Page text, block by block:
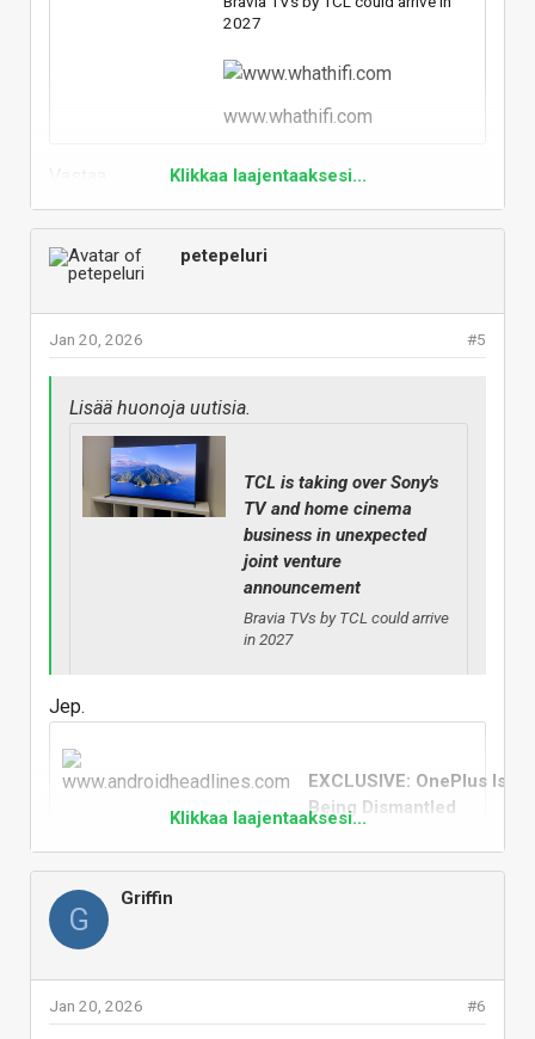
2027
www.whathifi.com
Klikkaa laajentaaksesi...
petepeluri
#5
Jan 20, 2026
Lisää huonoja uutisia.
TCL is taking over Sony's
TV and home cinema
business in unexpected
joint venture
announcement
Bravia TVs by TCL could arrive
in 2027
Jep.
EXCLUSIVE: OnePlus Is
Being Dismantled
business collapse of a
Klikkaa laajentaaksesi...
G
Griffin
#6
Jan 20, 2026